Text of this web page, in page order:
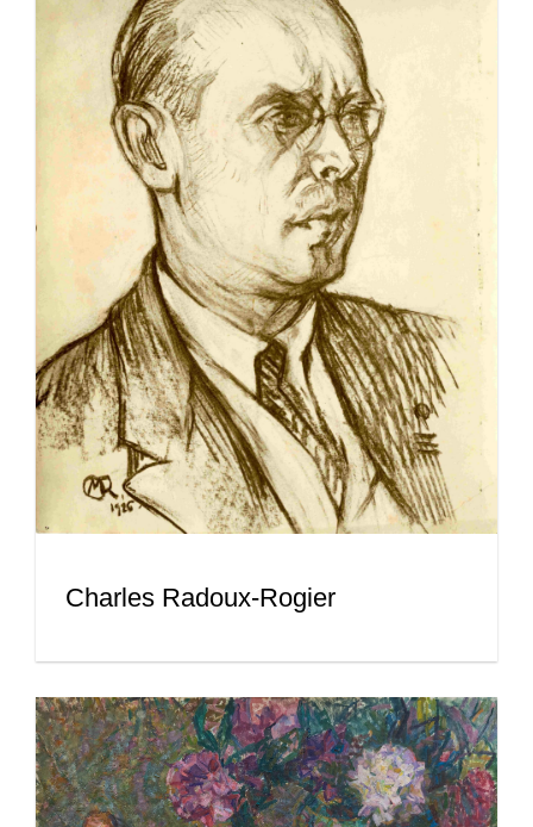
Charles Radoux-Rogier